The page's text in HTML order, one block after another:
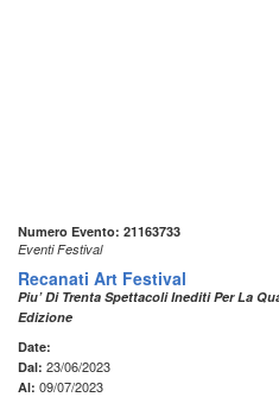
Numero Evento: 21163733
Eventi Festival
Recanati Art Festival
Piu’ Di Trenta Spettacoli Inediti Per La
Edizione
Date:
Dal: 23/06/2023
Al: 09/07/2023